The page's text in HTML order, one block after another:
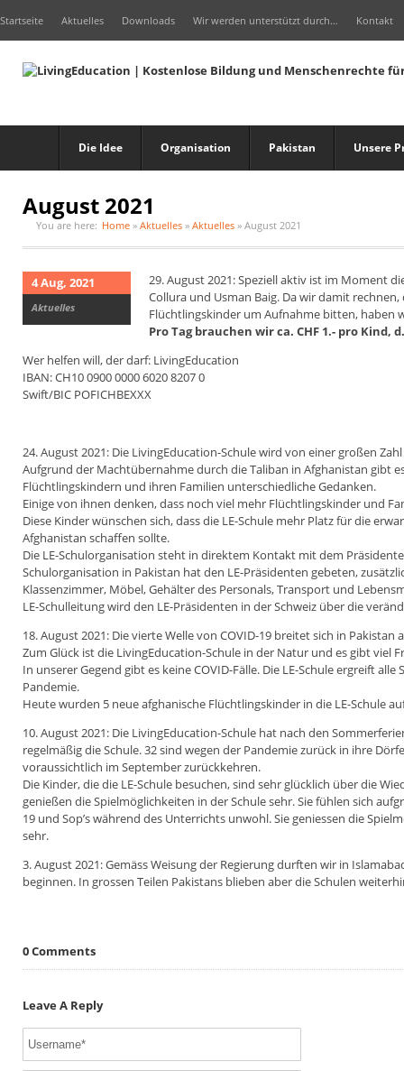
Startseite Aktuelles Downloads Wir werden unterstützt durch… Kontakt
Die Idee Organisation Pakistan Unsere
August 2021
You are here: Home » Aktuelles » Aktuelles » August 2021
4 Aug, 2021
Aktuelles
29. August 2021: Speziell aktiv ist im Moment
Collura und Usman Baig. Da wir damit
Flüchtlingskinder um Aufnahme bitten, haben
Pro Tag brauchen wir ca. CHF 1.- pro Kind,
Wer helfen will, der darf: LivingEducation
IBAN: CH10 0900 0000 6020 8207 0
Swift/BIC POFICHBEXXX
24. August 2021: Die LivingEducation-Schule wird von einer großen
Aufgrund der Machtübernahme durch die Taliban in Afghanistan gibt
Flüchtlingskindern und ihren Familien unterschiedliche Gedanken.
Einige von ihnen denken, dass noch viel mehr Flüchtlingskinder und
Diese Kinder wünschen sich, dass die LE-Schule mehr Platz für die
Afghanistan schaffen sollte.
Die LE-Schulorganisation steht in direktem Kontakt mit dem
Schulorganisation in Pakistan hat den LE-Präsidenten gebeten,
Klassenzimmer, Möbel, Gehälter des Personals, Transport und
LE-Schulleitung wird den LE-Präsidenten in der Schweiz über die
18. August 2021: Die vierte Welle von COVID-19 breitet sich in Pakistan
Zum Glück ist die LivingEducation-Schule in der Natur und es gibt viel
In unserer Gegend gibt es keine COVID-Fälle. Die LE-Schule ergreift
Pandemie.
Heute wurden 5 neue afghanische Flüchtlingskinder in die LE-Schule
10. August 2021: Die LivingEducation-Schule hat nach den
regelmäßig die Schule. 32 sind wegen der Pandemie zurück in ihre
voraussichtlich im September zurückkehren.
Die Kinder, die die LE-Schule besuchen, sind sehr glücklich über die
genießen die Spielmöglichkeiten in der Schule sehr. Sie fühlen sich
19 und Sop’s während des Unterrichts unwohl. Sie geniessen die
sehr.
3. August 2021: Gemäss Weisung der Regierung durften wir in
beginnen. In grossen Teilen Pakistans blieben aber die Schulen
0 Comments
Leave A Reply